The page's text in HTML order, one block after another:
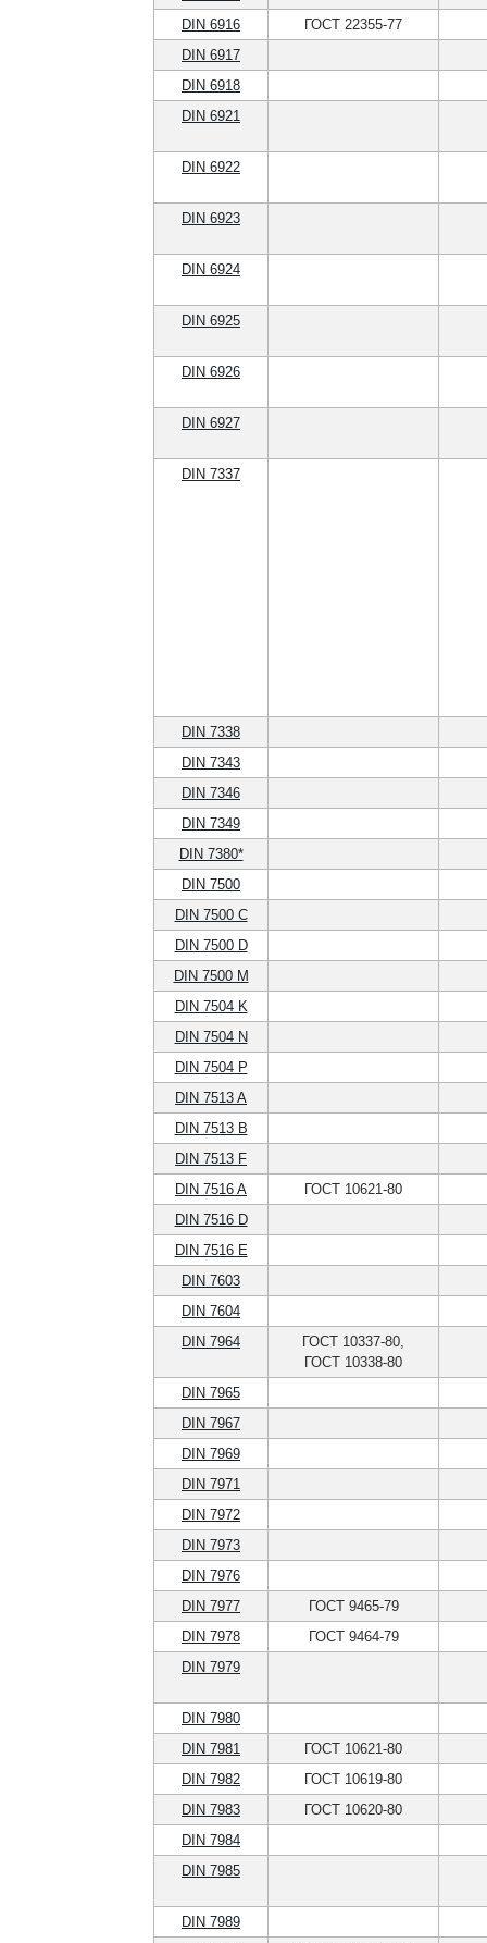
DIN 6916
ГОСТ 22355-77
DIN 6917
DIN 6918
DIN 6921
DIN 6922
DIN 6923
DIN 6924
DIN 6925
DIN 6926
DIN 6927
DIN 7337
DIN 7338
DIN 7343
DIN 7346
DIN 7349
DIN 7380*
DIN 7500
DIN 7500 C
DIN 7500 D
DIN 7500 M
DIN 7504 K
DIN 7504 N
DIN 7504 P
DIN 7513 A
DIN 7513 B
DIN 7513 F
DIN 7516 A
ГОСТ 10621-80
DIN 7516 D
DIN 7516 E
DIN 7603
DIN 7604
DIN 7964
ГОСТ 10337-80,
ГОСТ 10338-80
DIN 7965
DIN 7967
DIN 7969
DIN 7971
DIN 7972
DIN 7973
DIN 7976
DIN 7977
ГОСТ 9465-79
DIN 7978
ГОСТ 9464-79
DIN 7979
DIN 7980
DIN 7981
ГОСТ 10621-80
DIN 7982
ГОСТ 10619-80
DIN 7983
ГОСТ 10620-80
DIN 7984
DIN 7985
DIN 7989